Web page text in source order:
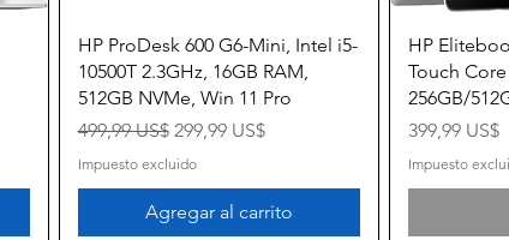
Vista rápida
HP ProDesk 600 G6-Mini, Intel i5-
10500T 2.3GHz, 16GB RAM,
512GB NVMe, Win 11 Pro
Precio
499,99 US$ Precio de oferta
299,99 US$
Impuesto excluido
Agregar al carrito
HP
Touch
256GB/
Precio
399,99 US$
Impuesto